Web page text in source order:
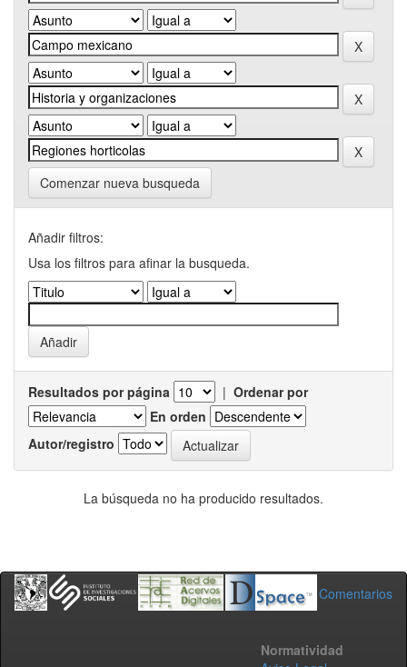
Comenzar nueva busqueda
Añadir filtros:
Usa los filtros para afinar la busqueda.
Resultados por página | Ordenar por
En orden
Autor/registro
La búsqueda no ha producido resultados.
Comentarios
Normatividad